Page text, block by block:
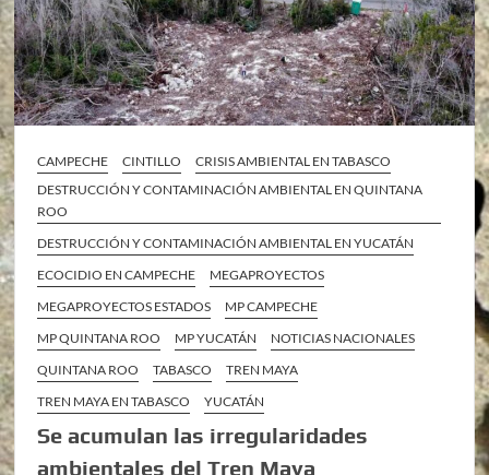
CAMPECHE CINTILLO
CRISIS AMBIENTAL EN TABASCO
DESTRUCCIÓN Y CONTAMINACIÓN AMBIENTAL EN QUINTANA
ROO
DESTRUCCIÓN Y CONTAMINACIÓN AMBIENTAL EN YUCATÁN
ECOCIDIO EN CAMPECHE
MEGAPROYECTOS
MEGAPROYECTOS ESTADOS
MP CAMPECHE
MP QUINTANA ROO
MP YUCATÁN
NOTICIAS NACIONALES
QUINTANA ROO
TABASCO
TREN MAYA
TREN MAYA EN TABASCO
YUCATÁN
Se acumulan las irregularidades
ambientales del Tren Maya